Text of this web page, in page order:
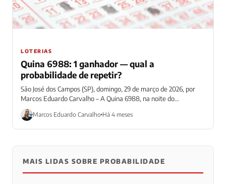
LOTERIAS
Quina 6988: 1 ganhador — qual a
probabilidade de repetir?
São José dos Campos (SP), domingo, 29 de março de 2026, por
Marcos Eduardo Carvalho – A Quina 6988, na noite do...
Marcos Eduardo Carvalho Há 4 meses
MAIS LIDAS SOBRE PROBABILIDADE